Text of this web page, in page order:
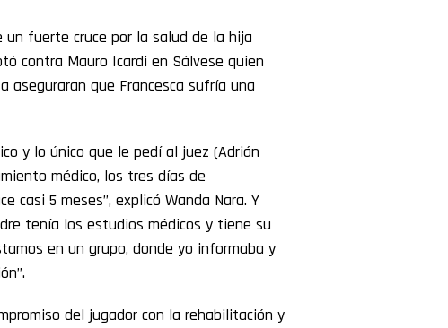
fuerte cruce por la salud de la hija
contra Mauro Icardi en Sálvese quien
que Francesca sufría una
y lo único que le pedí al juez (Adrián
médico, los tres días de
casi 5 meses”, explicó Wanda Nara. Y
tenía los estudios médicos y tiene su
en un grupo, donde yo informaba y
del jugador con la rehabilitación y